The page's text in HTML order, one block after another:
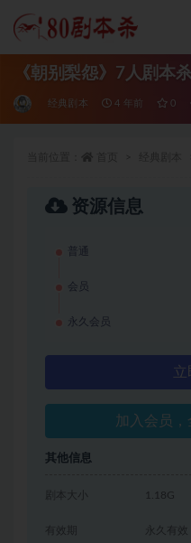
《朝别梨怨》7人剧本
经典剧本 4 年前 0
资源信息
普通
会员
永久会员
立
加入会员，
其他信息
剧本大小 1.18G
有效期 永久有效